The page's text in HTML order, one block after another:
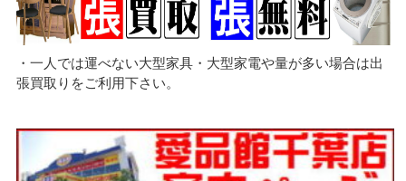
・一人では運べない大型家具・大型家電や量が多い場合は出
張買取りをご利用下さい。